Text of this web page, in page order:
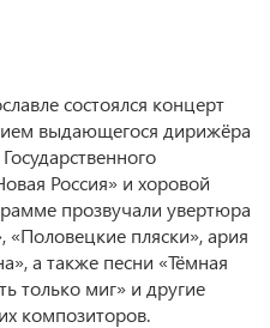
состоялся концерт
выдающегося дирижёра
Россия» и хоровой
прозвучали увертюра
пляски», ария
а также песни «Тёмная
только миг» и другие
композиторов.